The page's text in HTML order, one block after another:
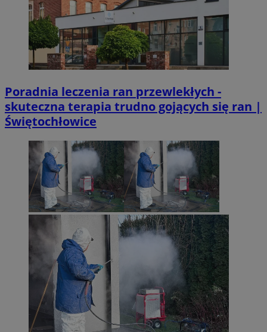
Poradnia leczenia ran przewlekłych -
skuteczna terapia trudno gojących się ran |
Świętochłowice